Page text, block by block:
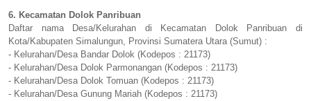
6. Kecamatan Dolok Panribuan
Daftar nama Desa/Kelurahan di Kecamatan Dolok Panribuan di
Kota/Kabupaten Simalungun, Provinsi Sumatera Utara (Sumut) :
- Kelurahan/Desa Bandar Dolok (Kodepos : 21173)
- Kelurahan/Desa Dolok Parmonangan (Kodepos : 21173)
- Kelurahan/Desa Dolok Tomuan (Kodepos : 21173)
- Kelurahan/Desa Gunung Mariah (Kodepos : 21173)